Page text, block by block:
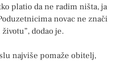
platio da ne radim ništa, ja
novac ne znači
dodao je.
najviše pomaže obitelj,